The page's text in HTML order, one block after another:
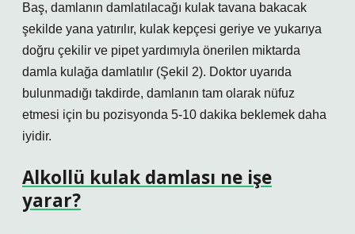
Baş, damlanın damlatılacağı kulak tavana bakacak
şekilde yana yatırılır, kulak kepçesi geriye ve yukarıya
doğru çekilir ve pipet yardımıyla önerilen miktarda
damla kulağa damlatılır (Şekil 2). Doktor uyarıda
bulunmadığı takdirde, damlanın tam olarak nüfuz
etmesi için bu pozisyonda 5-10 dakika beklemek daha
iyidir.
Alkollü kulak damlası ne işe
yarar?